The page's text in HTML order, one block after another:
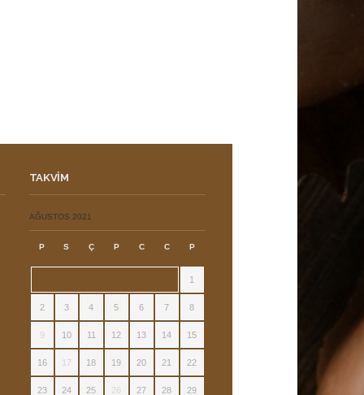
TAKVIM
AĞUSTOS 2021
P S Ç P C C P
1
2 3 4 5 6 7 8
9 10 11 12 13 14 15
16 17 18 19 20 21 22
23 24 25 26 27 28 29